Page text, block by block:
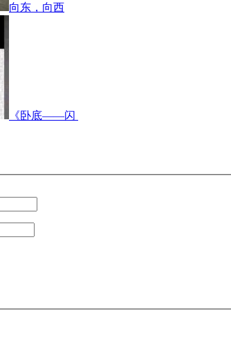
向东，向西
《卧底——闪